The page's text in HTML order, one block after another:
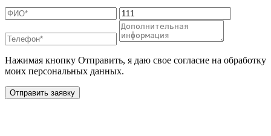
Нажимая кнопку Отправить, я даю свое согласие на обработку
моих персональных данных.
Отправить заявку